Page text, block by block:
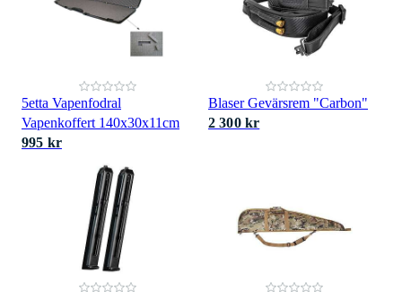
5etta Vapenfodral
Vapenkoffert 140x30x11cm
995 kr
Blaser Gevärsrem "Carbon"
2 300 kr